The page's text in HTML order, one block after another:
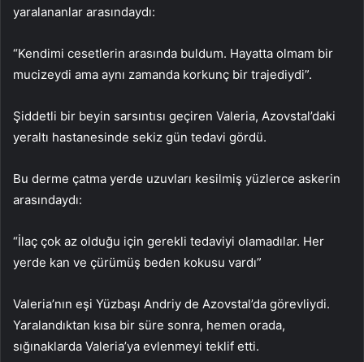
yaralananlar arasındaydı:
“Kendimi cesetlerin arasında buldum. Hayatta olmam bir
mucizeydi ama aynı zamanda korkunç bir trajediydi”.
Şiddetli bir beyin sarsıntısı geçiren Valeria, Azovstal’daki
yeraltı hastanesinde sekiz gün tedavi gördü.
Bu derme çatma yerde uzuvları kesilmiş yüzlerce askerin
arasındaydı:
“İlaç çok az olduğu için gerekli tedaviyi olamadılar. Her
yerde kan ve çürümüş beden kokusu vardı”
Valeria’nın eşi Yüzbaşı Andriy de Azovstal’da görevliydi.
Yaralandıktan kısa bir süre sonra, hemen orada,
sığınaklarda Valeria’ya evlenmeyi teklif etti.